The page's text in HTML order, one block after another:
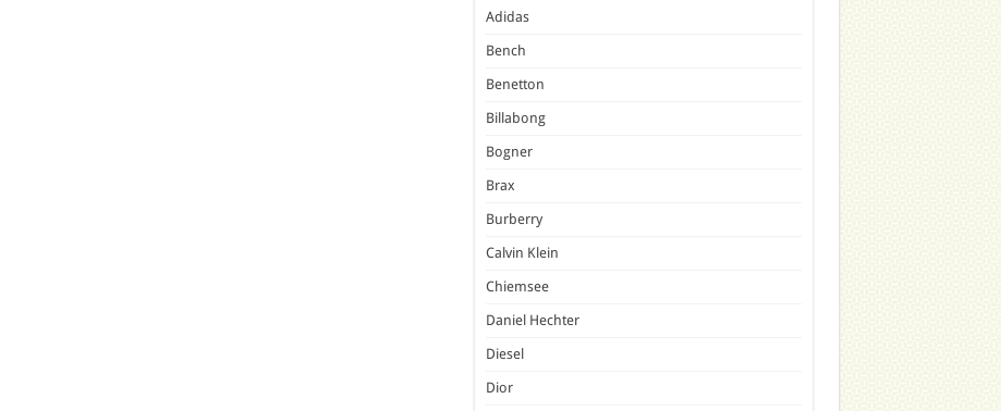
Adidas
Bench
Benetton
Billabong
Bogner
Brax
Burberry
Calvin Klein
Chiemsee
Daniel Hechter
Diesel
Dior